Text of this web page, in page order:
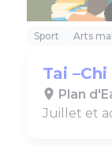
Sport Arts
Tai
Plan
Juillet et